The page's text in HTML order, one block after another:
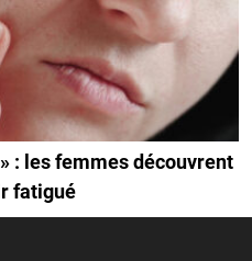
: les femmes découvrent
fatigué